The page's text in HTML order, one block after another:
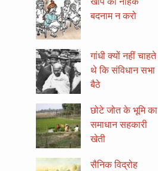
बदनाम न करो
गांधी क्यों नहीं चाहते
थे कि संविधान सभा
बैठे
छोटे जोत के भूमि का
समाधान सहकारी
खेती
सैनिक विद्रोह